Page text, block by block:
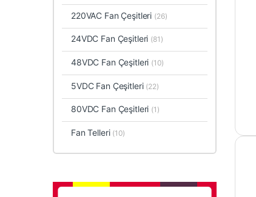
220VAC Fan Çeşitleri (26)
24VDC Fan Çeşitleri (81)
48VDC Fan Çeşitleri (10)
5VDC Fan Çeşitleri (22)
80VDC Fan Çeşitleri (1)
Fan Telleri (10)